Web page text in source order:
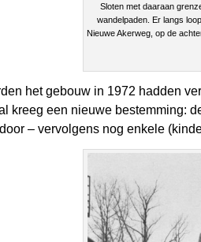
Sloten met daaraan
wandelpaden. Er langs
Nieuwe Akerweg, op de
het gebouw in 1972 hadden
kreeg een nieuwe bestemming:
– vervolgens nog enkele